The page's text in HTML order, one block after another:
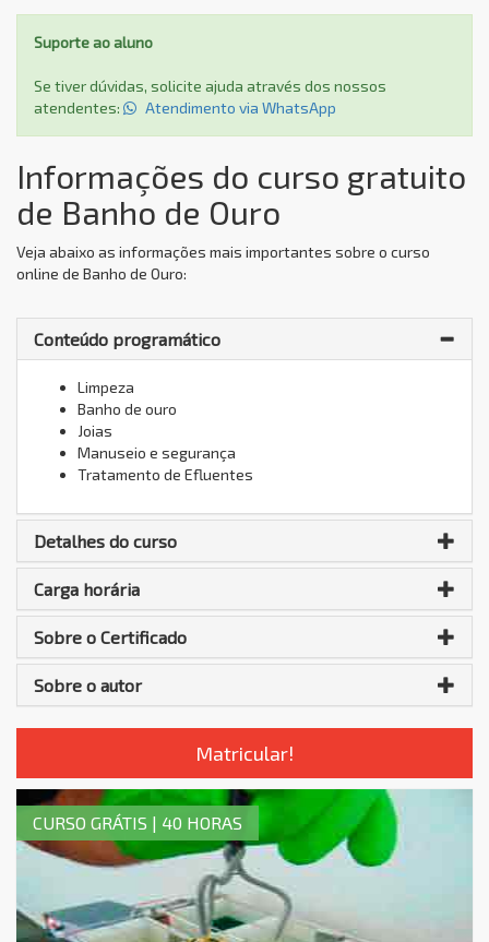
Suporte ao aluno
Se tiver dúvidas, solicite ajuda através dos nossos
atendentes:
Atendimento via WhatsApp
Informações do curso gratuito
de Banho de Ouro
Veja abaixo as informações mais importantes sobre o curso
online de Banho de Ouro:
Conteúdo programático
Limpeza
Banho de ouro
Joias
Manuseio e segurança
Tratamento de Efluentes
Detalhes do curso
Carga horária
Sobre o Certificado
Sobre o autor
Matricular!
CURSO GRÁTIS | 40 HORAS